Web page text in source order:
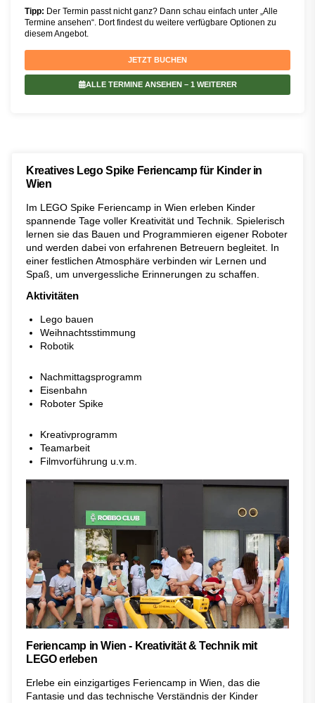
Tipp: Der Termin passt nicht ganz? Dann schau einfach unter „Alle
Termine ansehen“. Dort findest du weitere verfügbare Optionen zu
diesem Angebot.
JETZT BUCHEN
ALLE TERMINE ANSEHEN – 1 WEITERER
Kreatives Lego Spike Feriencamp für Kinder in
Wien
Im LEGO Spike Feriencamp in Wien erleben Kinder
spannende Tage voller Kreativität und Technik. Spielerisch
lernen sie das Bauen und Programmieren eigener Roboter
und werden dabei von erfahrenen Betreuern begleitet. In
einer festlichen Atmosphäre verbinden wir Lernen und
Spaß, um unvergessliche Erinnerungen zu schaffen.
Aktivitäten
Lego bauen
Weihnachtsstimmung
Robotik
Nachmittagsprogramm
Eisenbahn
Roboter Spike
Kreativprogramm
Teamarbeit
Filmvorführung u.v.m.
Feriencamp in Wien - Kreativität & Technik mit
LEGO erleben
Erlebe ein einzigartiges Feriencamp in Wien, das die
Fantasie und das technische Verständnis der Kinder